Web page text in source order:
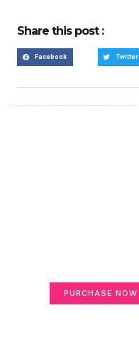
Share this post :
Facebook Twitter
PURCHASE NOW